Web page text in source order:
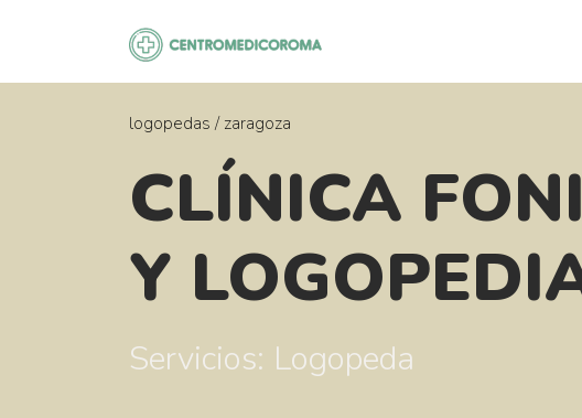
logopedas / zaragoza
CLÍNICA
Y
Servicios: Logopeda